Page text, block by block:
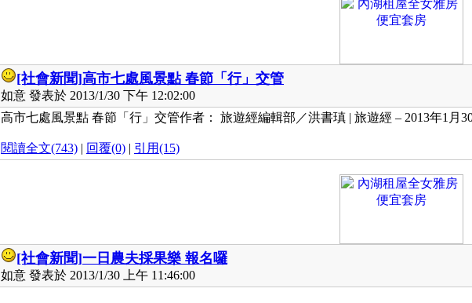
[社會新聞]高市七處風景點 春節「行」交管
如意 發表於 2013/1/30 下午 12:02:00
高市七處風景點 春節「行」交管作者： 旅遊經編輯部／洪書瑱 | 旅遊經 – 2013年1月
閱讀全文(743) | 回覆(0) | 引用(15)
[社會新聞]一日農夫採果樂 報名囉
如意 發表於 2013/1/30 上午 11:46:00